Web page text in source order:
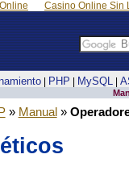
Casino Online Sin
PHP MySQL
» Manual»